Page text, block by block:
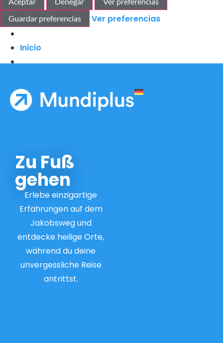
Guardar preferencias
Ver preferencias
Inicio
Zu Fuß
gehen
Erlebe einzigartige
Erfahrungen auf dem
Jakobsweg und
entdecke heilige Orte,
während du deine
unvergessliche Reise
antrittst.